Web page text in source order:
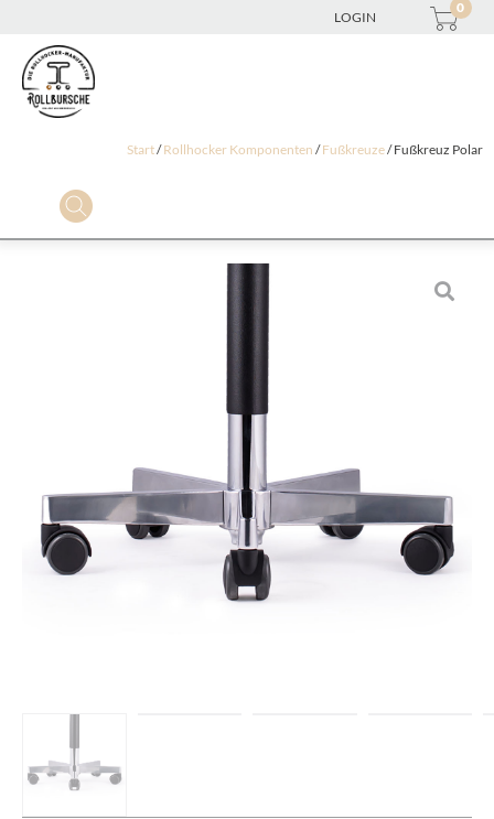
LOGIN
0
Start/Rollhocker Komponenten /Fußkreuze/ Fußkreuz Polar